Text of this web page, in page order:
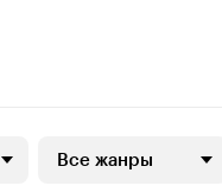
Все жанры